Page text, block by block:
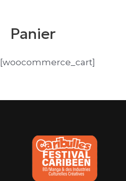
Panier
[woocommerce_cart]